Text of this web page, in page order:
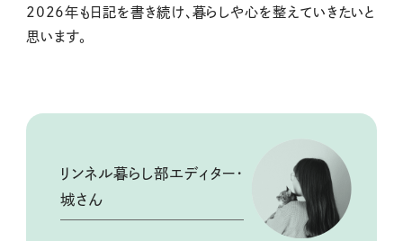
2026年も日記を書き続け、暮らしや心を整えていきたいと
思います。
リンネル暮らし部エディター・
城さん